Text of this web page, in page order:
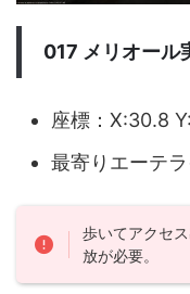
017 メリオール
座標：X:30.8
最寄りエーテ
歩いてアクセ
放が必要。